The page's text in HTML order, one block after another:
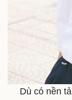
Dù có nền